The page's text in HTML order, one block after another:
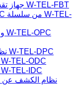
جهاز تقسيم الألياف البصرية من سلسلة W-TEL-FBT
وصلة الألياف البصرية من سلسلة W-TEL-OPC
نظام الكابل الرصاصية من سلسلة W-TEL-DPC
نظام الكابل الداخلي من سلسلة W-TEL-ODC
نظام الكابل الداخلي من سلسلة W-TEL-IDC
نظام الكشف عن